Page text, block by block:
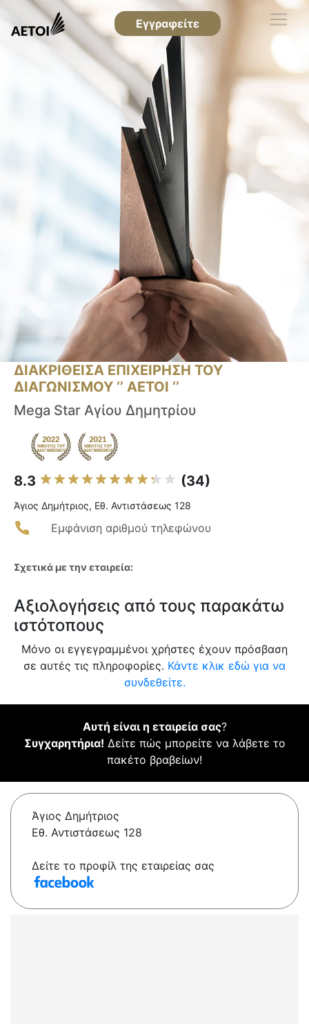
Εγγραφείτε
ΔΙΑΚΡΙΘΕΙΣΑ ΕΠΙΧΕΙΡΗΣΗ ΤΟΥ
ΔΙΑΓΩΝΙΣΜΟΥ ‘’ ΑΕΤΟΙ ‘’
Mega Star Αγίου Δημητρίου
8.3 (34)
Άγιος Δημήτριος, Εθ. Αντιστάσεως 128
Εμφάνιση αριθμού τηλεφώνου
Σχετικά με την εταιρεία:
Αξιολογήσεις από τους παρακάτω
ιστότοπους
Μόνο οι εγγεγραμμένοι χρήστες έχουν πρόσβαση
σε αυτές τις πληροφορίες. Κάντε κλικ εδώ για να
συνδεθείτε.
Αυτή είναι η εταιρεία σας?
Συγχαρητήρια! Δείτε πώς μπορείτε να λάβετε το
πακέτο βραβείων!
Άγιος Δημήτριος
Εθ. Αντιστάσεως 128
Δείτε το προφίλ της εταιρείας σας